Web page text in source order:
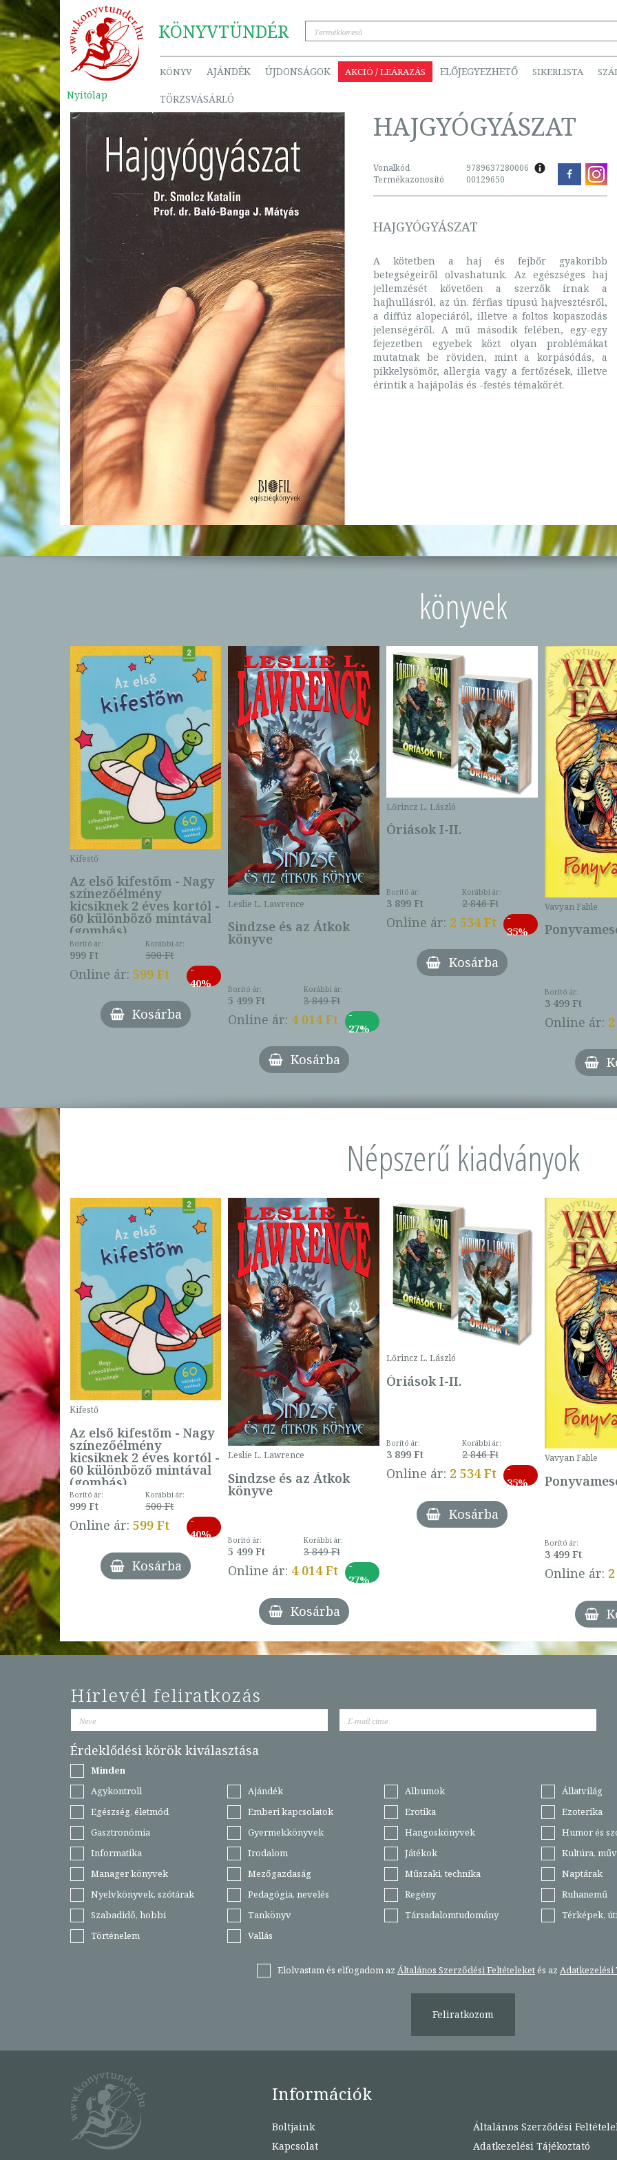
KÖNYVTÜNDÉR
KÖNYV AJÁNDÉK ÚJDONSÁGOK AKCIÓ / LEÁRAZÁS ELŐJEGYEZHETŐ SIKERLISTA
TÖRZSVÁSÁRLÓ
Nyitólap
HAJGYÓGYÁSZAT
Vonalkód
9789637280006
Termékazonosító
00129650
HAJGYÓGYÁSZAT
A kötetben a haj és fejbőr gyakoribb
betegségeiről olvashatunk. Az egészséges haj
jellemzését követően a szerzők írnak a
hajhullásról, az ún. férfias típusú hajvesztésről,
a diffúz alopeciáról, illetve a foltos kopaszodás
jelenségéről. A mű második felében, egy-egy
fejezetben egyebek közt olyan problémákat
mutatnak be röviden, mint a korpásódás, a
pikkelysömör, allergia vagy a fertőzések, illetve
érintik a hajápolás és -festés témakörét.
könyvek
Kifestő
Az első kifestőm - Nagy
színezőélmény
kicsiknek 2 éves kortól -
60 különböző mintával
(gombás)
Borító ár:
999 Ft
Korábbi ár:
500 Ft
Online ár: 599 Ft
-
40%
Kosárba
Leslie L. Lawrence
Sindzse és az Átkok
könyve
Borító ár:
5 499 Ft
Korábbi ár:
3 849 Ft
Online ár: 4 014 Ft
-
27%
Kosárba
Lőrincz L. László
Óriások I-II.
Borító ár:
3 899 Ft
Korábbi ár:
2 846 Ft
Online ár: 2 534 Ft
-
35%
Kosárba
Vavyan Fable
Borító ár:
3 499 Ft
Online ár:
Népszerű kiadványok
Ft
Ft
-
27%
Kifestő
Az első kifestőm - Nagy
színezőélmény
kicsiknek 2 éves kortól -
60 különböző mintával
(gombás)
Borító ár:
999 Ft
Korábbi ár:
500 Ft
Online ár: 599 Ft
-
40%
Kosárba
Leslie L. Lawrence
Sindzse és az Átkok
könyve
Borító ár:
5 499 Ft
Korábbi ár:
3 849 Ft
Online ár: 4 014 Ft
-
27%
Kosárba
Lőrincz L. László
Óriások I-II.
Borító ár:
3 899 Ft
Korábbi ár:
2 846 Ft
Online ár: 2 534 Ft
-
35%
Kosárba
Vavyan Fable
Borító ár:
3 499 Ft
Online ár:
Hírlevél feliratkozás
Érdeklődési körök kiválasztása
Minden
Agykontroll
Ajándék Albumok Állatvilág
Egészség, életmód
Emberi kapcsolatok Erotika Ezoterika
Gasztronómia
Gyermekkönyvek Hangoskönyvek Humor és
Informatika
Irodalom Játékok Kultúra,
Manager könyvek
Mezőgazdaság Műszaki, technika Naptárak
Nyelvkönyvek, szótárak
Pedagógia, nevelés Regény Ruhanemű
Szabadidő, hobbi
Tankönyv Társadalomtudomány Térképek,
Történelem
Vallás
Elolvastam és elfogadom az Általános Szerződési Feltételeketés az
Feliratkozom
Információk
Boltjaink
Kapcsolat
Általános Szerződési
Adatkezelési Tájékoztató